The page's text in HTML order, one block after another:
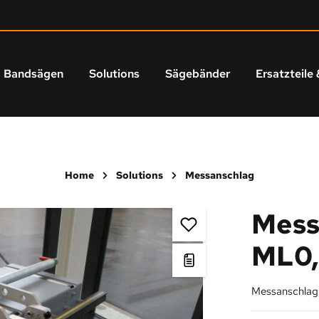
Bandsägen Solutions Sägebänder Ersatzteile
Home Solutions Messanschlag